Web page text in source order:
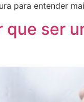
para entender
que ser